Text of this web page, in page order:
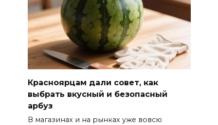
Красноярцам дали совет, как
выбрать вкусный и безопасный
арбуз
В магазинах и на рынках уже вовсю